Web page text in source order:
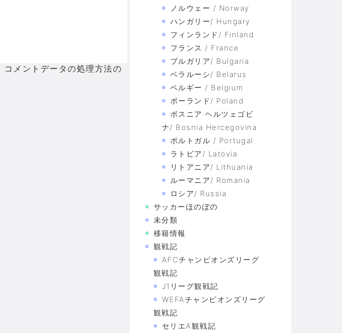
コメントデータの処理方法の
ノルウェー / Norway
ハンガリー/ Hungary
フィンランド/ Finland
フランス / France
ブルガリア/ Bulgaria
ベラルーシ/ Belarus
ベルギー / Belgium
ポーランド/ Poland
ボスニア·ヘルツェゴビ
ナ/ Bosnia Hercegovina
ポルトガル / Portugal
ラトビア/ Latovia
リトアニア/ Lithuania
ルーマニア/ Romania
ロシア/ Russia
サッカーほのぼの
未分類
移籍情報
観戦記
AFCチャンピオンズリーグ
観戦記
J1リーグ観戦記
WEFAチャンピオンズリーグ
観戦記
セリエA観戦記